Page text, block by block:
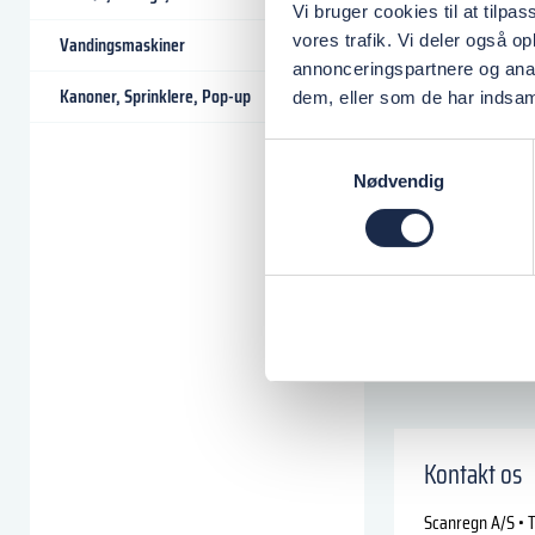
Vi bruger cookies til at
vores trafik. Vi deler også
annonceringspartnere og
dem, eller som de har
Nødvendig
Vandingsmaskiner
Kanoner, Sprinklere, Pop-up
Kontakt os
Scanregn A/S •